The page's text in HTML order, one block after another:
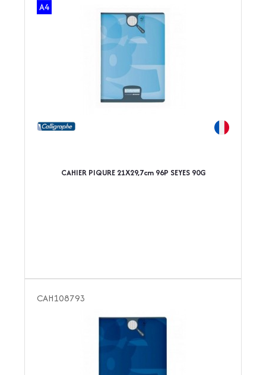
A4
CAHIER PIQURE 21X29,7cm 96P SEYES 90G
CAH108793